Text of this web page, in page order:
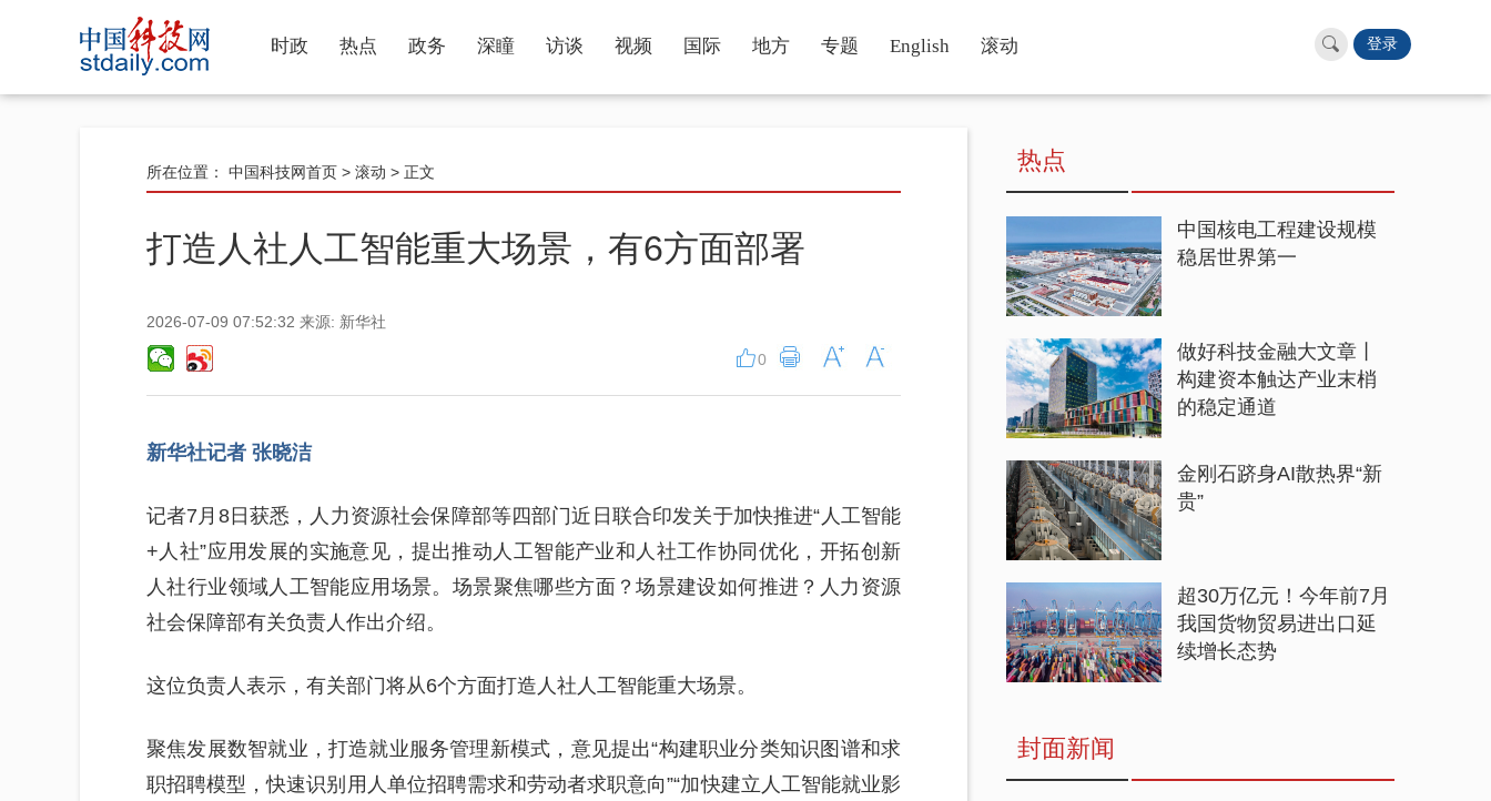
时政 热点 政务 深瞳 访谈 视频 国际 地方 专题 English 滚动 登录
所在位置： 中国科技网首页 > 滚动 > 正文
打造人社人工智能重大场景，有6方面部署
2026-07-09 07:52:32 来源: 新华社
0
新华社记者 张晓洁
记者7月8日获悉，人力资源社会保障部等四部门近日联合印发关于加快推进“人工智能
+人社”应用发展的实施意见，提出推动人工智能产业和人社工作协同优化，开拓创新
人社行业领域人工智能应用场景。场景聚焦哪些方面？场景建设如何推进？人力资源
社会保障部有关负责人作出介绍。
这位负责人表示，有关部门将从6个方面打造人社人工智能重大场景。
聚焦发展数智就业，打造就业服务管理新模式，意见提出“构建职业分类知识图谱和求
职招聘模型，快速识别用人单位招聘需求和劳动者求职意向”“加快建立人工智能就业影
热点
中国核电工程建设规模
稳居世界第一
做好科技金融大文章丨
构建资本触达产业末梢
的稳定通道
金刚石跻身AI散热界“新
贵”
超30万亿元！今年前7月
我国货物贸易进出口延
续增长态势
封面新闻